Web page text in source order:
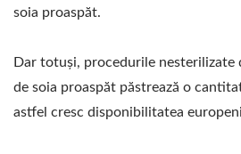
PENTRU
ȘI TOFU,
ȘI MAȘINI
soia proaspăt.
Dar totuși, procedurile nesterilizate
de soia proaspăt păstrează o
astfel cresc disponibilitatea